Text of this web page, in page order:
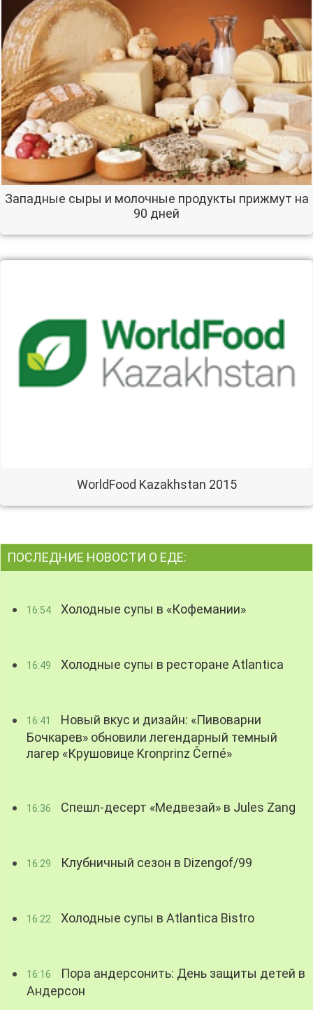
Западные сыры и молочные продукты прижмут на
90 дней
WorldFood Kazakhstan 2015
ПОСЛЕДНИЕ НОВОСТИ О ЕДЕ:
16:54 Холодные супы в «Кофемании»
16:49 Холодные супы в ресторане Atlantica
16:41
Новый вкус и дизайн: «Пивоварни
Бочкарев» обновили легендарный темный
лагер «Крушовице Kronprinz Černé»
16:36 Спешл-десерт «Медвезай» в Jules Zang
16:29 Клубничный сезон в Dizengof/99
16:22 Холодные супы в Atlantica Bistro
16:16
Пора андерсонить: День защиты детей в
Андерсон